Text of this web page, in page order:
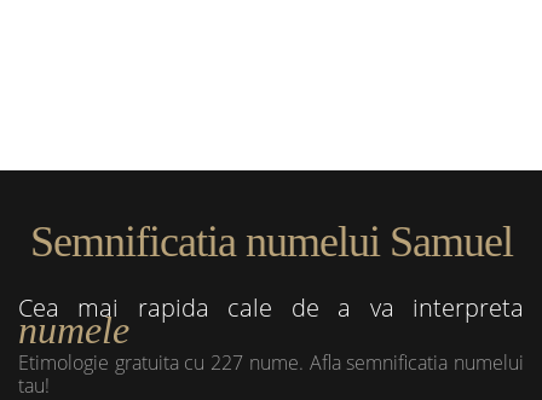
Semnificatia numelui Samuel
Cea mai rapida cale de a va interpreta
numele
Etimologie gratuita cu 227 nume. Afla semnificatia numelui
tau!